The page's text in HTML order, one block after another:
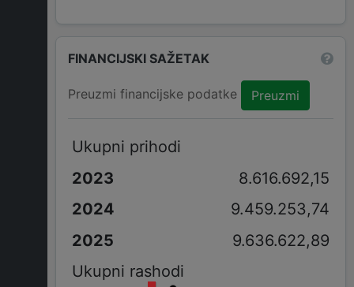
FINANCIJSKI SAŽETAK
Preuzmi financijske podatke Preuzmi
Ukupni prihodi
8.616.692,15
9.459.253,74
9.636.622,89
Ukupni rashodi